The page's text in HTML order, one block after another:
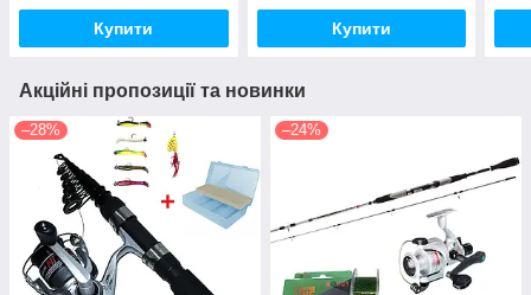
Купити Купити
Акційні пропозиції та новинки
–28% –24%